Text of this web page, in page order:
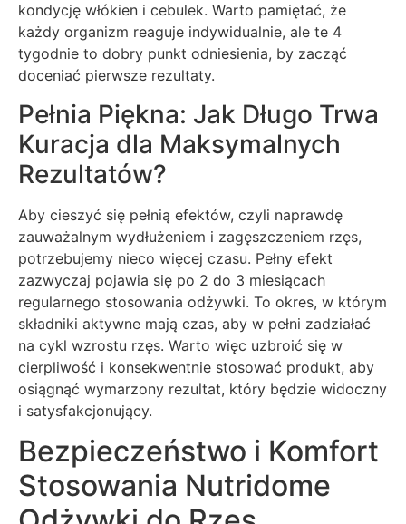
kondycję włókien i cebulek. Warto pamiętać, że
każdy organizm reaguje indywidualnie, ale te 4
tygodnie to dobry punkt odniesienia, by zacząć
doceniać pierwsze rezultaty.
Pełnia Piękna: Jak Długo Trwa
Kuracja dla Maksymalnych
Rezultatów?
Aby cieszyć się pełnią efektów, czyli naprawdę
zauważalnym wydłużeniem i zagęszczeniem rzęs,
potrzebujemy nieco więcej czasu. Pełny efekt
zazwyczaj pojawia się po 2 do 3 miesiącach
regularnego stosowania odżywki. To okres, w którym
składniki aktywne mają czas, aby w pełni zadziałać
na cykl wzrostu rzęs. Warto więc uzbroić się w
cierpliwość i konsekwentnie stosować produkt, aby
osiągnąć wymarzony rezultat, który będzie widoczny
i satysfakcjonujący.
Bezpieczeństwo i Komfort
Stosowania Nutridome